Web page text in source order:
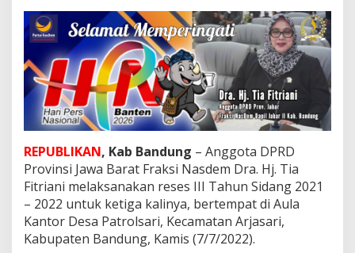
a
r
d
i
T
t
i
k
K
t
i
g
a
S
e
REPUBLIKAN, Kab Bandung – Anggota DPRD
Provinsi Jawa Barat Fraksi Nasdem Dra. Hj. Tia
Fitriani melaksanakan reses III Tahun Sidang 2021
– 2022 untuk ketiga kalinya, bertempat di Aula
Kantor Desa Patrolsari, Kecamatan Arjasari,
Kabupaten Bandung, Kamis (7/7/2022).